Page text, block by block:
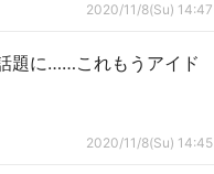
2020/11/8(Su) 14:47
題に……これもうアイド
2020/11/8(Su) 14:45